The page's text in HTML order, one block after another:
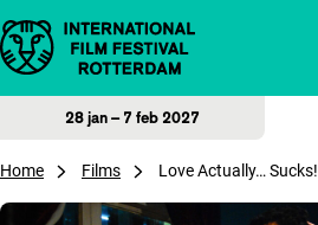
Direct naar inhoud
28 jan – 7 feb 2027
Home Films Love Actually… Sucks!